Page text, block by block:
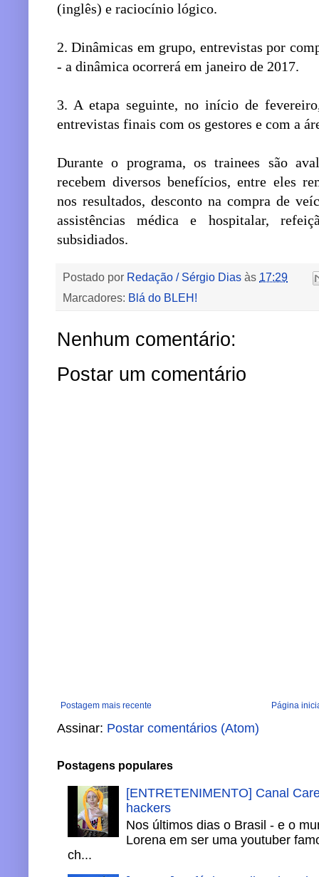
(inglês) e raciocínio lógico.
2. Dinâmicas em grupo, entrevistas por
- a dinâmica ocorrerá em janeiro de 2017.
3. A etapa seguinte, no início de
entrevistas finais com os gestores e com a
Durante o programa, os trainees são
recebem diversos benefícios, entre eles
nos resultados, desconto na compra de
assistências médica e hospitalar,
subsidiados.
Postado por Redação / Sérgio Dias às 17:29
Marcadores: Blá do BLEH!
Nenhum comentário:
Postar um comentário
Postagem mais recente Página
Assinar: Postar comentários (Atom)
Postagens populares
[ENTRETENIMENTO] Canal
hackers
Nos últimos dias o Brasil - e o
Lorena em ser uma youtuber
ch...